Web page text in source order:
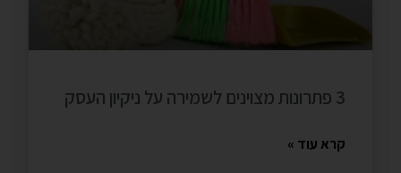
3 פתרונות מצוינים לשמירה על ניקיון העסק
קרא עוד »